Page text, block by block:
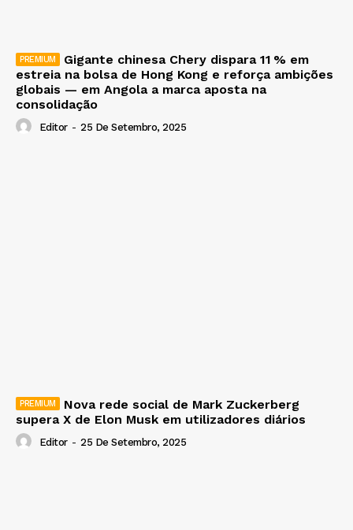
Gigante chinesa Chery dispara 11 % em
estreia na bolsa de Hong Kong e reforça ambições
globais — em Angola a marca aposta na
consolidação
Editor - 25 De Setembro, 2025
Nova rede social de Mark Zuckerberg
supera X de Elon Musk em utilizadores diários
Editor - 25 De Setembro, 2025